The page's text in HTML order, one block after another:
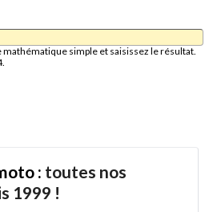
simple et saisissez le résultat.
: toutes nos
1999 !